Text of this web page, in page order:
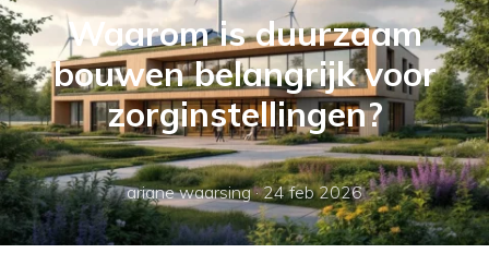
Waarom is duurzaam
bouwen belangrijk voor
zorginstellingen?
ariane waarsing·24 feb 2026